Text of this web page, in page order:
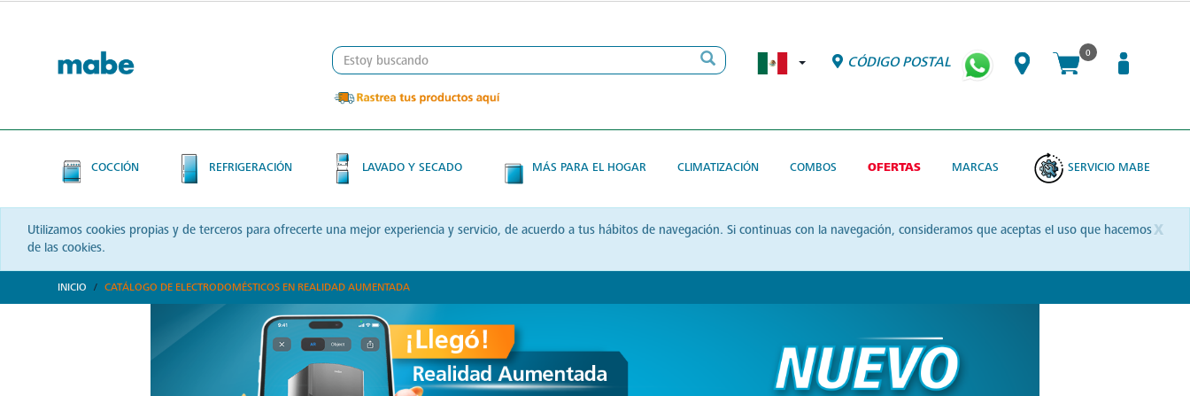
CÓDIGO POSTAL
0
COCCIÓN REFRIGERACIÓN LAVADO Y SECADO MÁS PARA EL HOGAR CLIMATIZACIÓN COMBOS OFERTAS MARCAS SERVICIO MABE
x
Utilizamos cookies propias y de terceros para ofrecerte una mejor experiencia y servicio, de acuerdo a tus hábitos de navegación. Si continuas con la navegación, consideramos que aceptas el uso que hacemos
de las cookies.
INICIO CATÁLOGO DE ELECTRODOMÉSTICOS EN REALIDAD AUMENTADA